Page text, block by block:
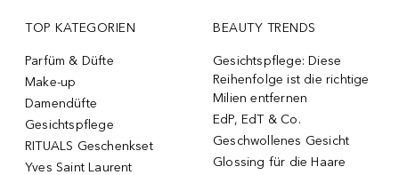
TOP KATEGORIEN
Parfüm & Düfte
Make-up
Damendüfte
Gesichtspflege
RITUALS Geschenkset
Yves Saint Laurent
BEAUTY TRENDS
Gesichtspflege: Diese
Reihenfolge ist die richtige
Milien entfernen
EdP, EdT & Co.
Geschwollenes Gesicht
Glossing für die Haare